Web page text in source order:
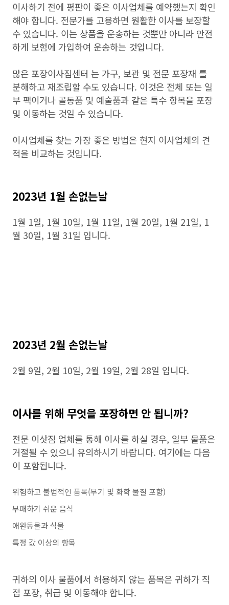
이사하기 전에 평판이 좋은 이사업체를 예약했는지 확인
해야 합니다. 전문가를 고용하면 원활한 이사를 보장할
수 있습니다. 이는 상품을 운송하는 것뿐만 아니라 안전
하게 보험에 가입하여 운송하는 것입니다.
많은 포장이사짐센터 는 가구, 보관 및 전문 포장재 를
분해하고 재조립할 수도 있습니다. 이것은 전체 또는 일
부 팩이거나 골동품 및 예술품과 같은 특수 항목을 포장
및 이동하는 것일 수 있습니다.
이사업체를 찾는 가장 좋은 방법은 현지 이사업체의 견
적을 비교하는 것입니다.
2023년 1월 손없는날
1월 1일, 1월 10일, 1월 11일, 1월 20일, 1월 21일, 1
월 30일, 1월 31일 입니다.
2023년 2월 손없는날
2월 9일, 2월 10일, 2월 19일, 2월 28일 입니다.
이사를 위해 무엇을 포장하면 안 됩니까?
전문 이삿짐 업체를 통해 이사를 하실 경우, 일부 물품은
거절될 수 있으니 유의하시기 바랍니다. 여기에는 다음
이 포함됩니다.
위험하고 불법적인 품목(무기 및 화학 물질 포함)
부패하기 쉬운 음식
애완동물과 식물
특정 값 이상의 항목
귀하의 이사 물품에서 허용하지 않는 품목은 귀하가 직
접 포장, 취급 및 이동해야 합니다.